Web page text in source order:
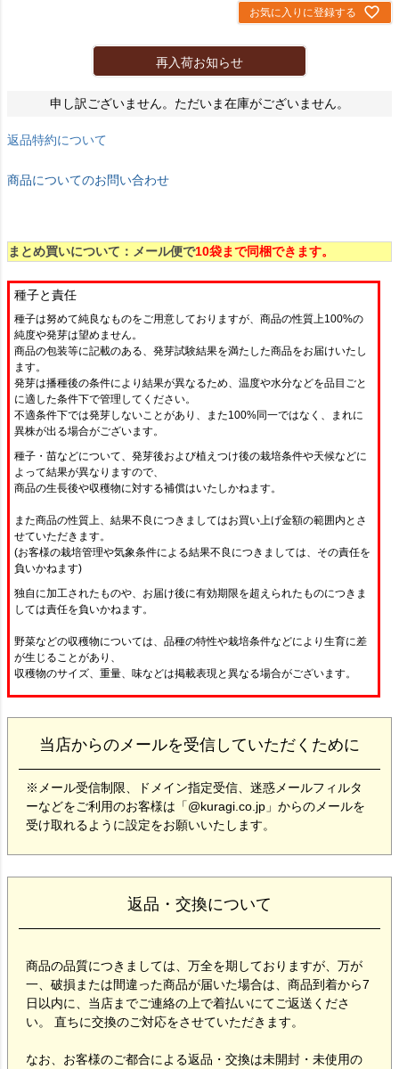
お気に入りに登録する
再入荷お知らせ
申し訳ございません。ただいま在庫がございません。
返品特約について
商品についてのお問い合わせ
まとめ買いについて：メール便で10袋まで同梱できます。
種子と責任
種子は努めて純良なものをご用意しておりますが、商品の性質上100%の
純度や発芽は望めません。
商品の包装等に記載のある、発芽試験結果を満たした商品をお届けいたし
ます。
発芽は播種後の条件により結果が異なるため、温度や水分などを品目ごと
に適した条件下で管理してください。
不適条件下では発芽しないことがあり、また100%同一ではなく、まれに
異株が出る場合がございます。
種子・苗などについて、発芽後および植えつけ後の栽培条件や天候などに
よって結果が異なりますので、
商品の生長後や収穫物に対する補償はいたしかねます。
また商品の性質上、結果不良につきましてはお買い上げ金額の範囲内とさ
せていただきます。
(お客様の栽培管理や気象条件による結果不良につきましては、その責任を
負いかねます)
独自に加工されたものや、お届け後に有効期限を超えられたものにつきま
しては責任を負いかねます。
野菜などの収穫物については、品種の特性や栽培条件などにより生育に差
が生じることがあり、
収穫物のサイズ、重量、味などは掲載表現と異なる場合がございます。
当店からのメールを受信していただくために
※メール受信制限、ドメイン指定受信、迷惑メールフィルタ
ーなどをご利用のお客様は「@kuragi.co.jp」からのメールを
受け取れるように設定をお願いいたします。
返品・交換について
商品の品質につきましては、万全を期しておりますが、万が
一、破損または間違った商品が届いた場合は、商品到着から7
日以内に、当店までご連絡の上で着払いにてご返送くださ
い。 直ちに交換のご対応をさせていただきます。
なお、お客様のご都合による返品・交換は未開封・未使用の